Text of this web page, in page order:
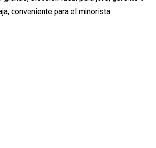
conveniente para el minorista.